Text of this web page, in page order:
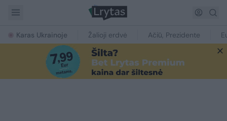
Karas Ukrainoje Žalioji erdvė Ačiū, Prezidente